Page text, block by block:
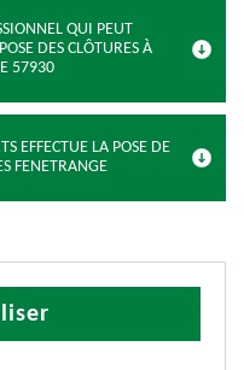
QUI PEUT
DES CLÔTURES À
57930
EFFECTUE LA POSE DE
FENETRANGE